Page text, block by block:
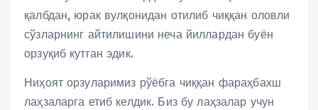
қалбдан, юрак вулқонидан отилиб чиққан оловли
сўзларнинг айтилишини неча йиллардан буён
орзуқиб кутган эдик.
Ниҳоят орзуларимиз рўёбга чиққан фараҳбахш
лаҳзаларга етиб келдик. Биз бу лаҳзалар учун